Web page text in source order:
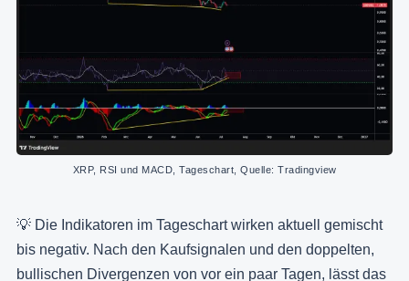
XRP, RSI und MACD, Tageschart, Quelle: Tradingview
💡 Die Indikatoren im Tageschart wirken aktuell gemischt
bis negativ. Nach den Kaufsignalen und den doppelten,
bullischen Divergenzen von vor ein paar Tagen, lässt das